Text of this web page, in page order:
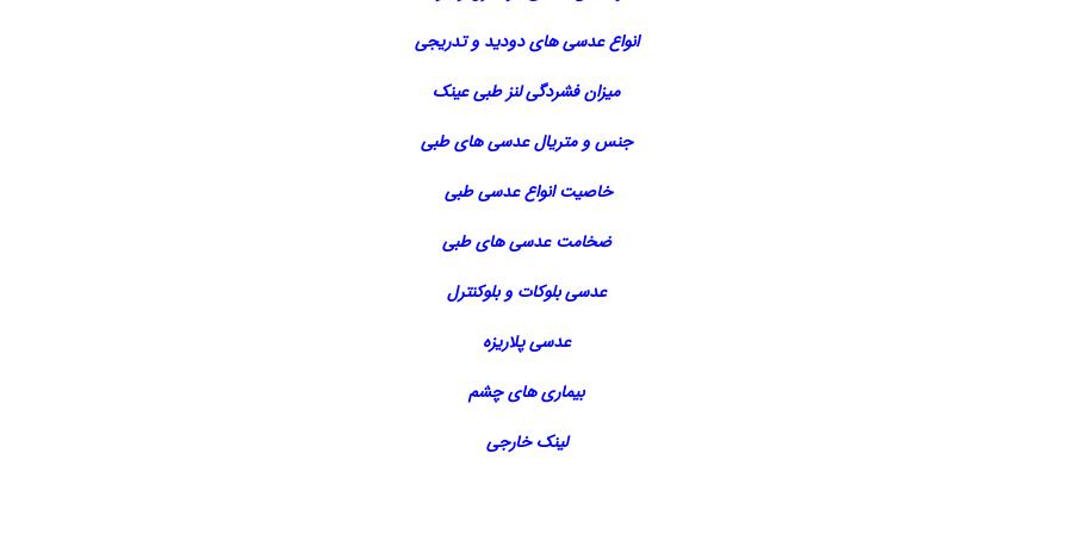
انواع عدسی های دودید و تدریجی
میزان فشردگی لنز طبی عینک
جنس و متریال عدسی های طبی
خاصیت انواع عدسی طبی
ضخامت عدسی های طبی
عدسی بلوکات و بلوکنترل
عدسی پلاریزه
بیماری های چشم
لینک خارجی